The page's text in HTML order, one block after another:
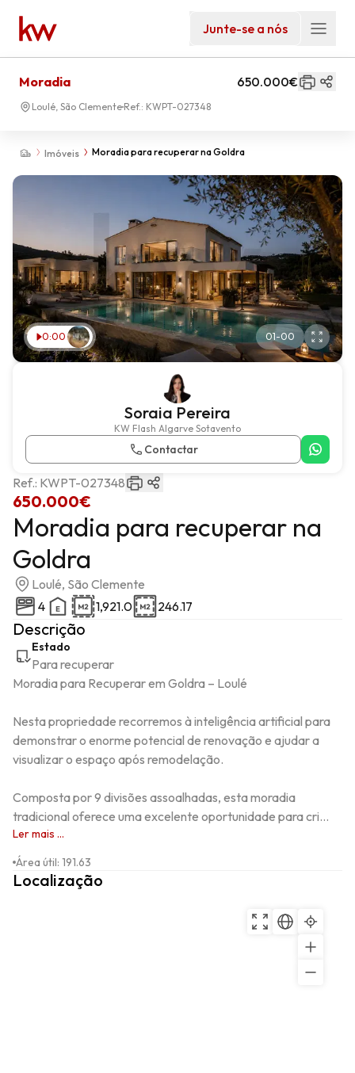
Junte-se a nós
Imóveis Moradia para recuperar na Goldra
Moradia 650.000€
Loulé, São Clemente Ref.: KWPT-027348
0:00 01-00
Soraia Pereira
KW Flash Algarve Sotavento
Contactar
650.000€
Ref.: KWPT-027348
Moradia para recuperar na
Goldra
Loulé, São Clemente
4
1,921.0 246.17
Descrição
Estado
Para recuperar
Moradia para Recuperar em Goldra – Loulé
Nesta propriedade recorremos à inteligência artificial para
demonstrar o enorme potencial de renovação e ajudar a
visualizar o espaço após remodelação.
Composta por 9 divisões assoalhadas, esta moradia
tradicional oferece uma excelente oportunidade para cri...
Ler mais ...
Área útil: 191.63
Localização